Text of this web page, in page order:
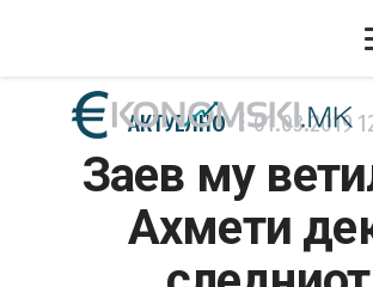
АКТУЕЛНО
ЕКОНОМИЈА
ФИНАНСИИ
АКТУЕЛНО 01.03.2019
Заев му
Ахмети